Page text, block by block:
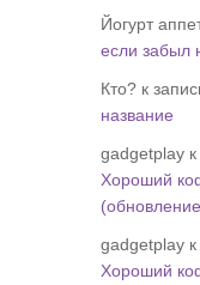
Йогурт
если забыл
Кто? к
название
gadgetplay к
Хороший
gadgetplay к
Хороший